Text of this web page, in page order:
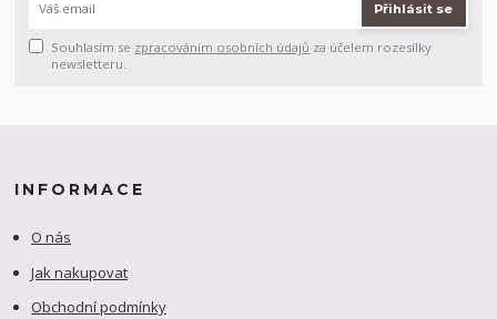
Přihlásit se
Souhlasím se zpracováním osobních údajů za účelem rozesílky
newsletteru.
INFORMACE
O nás
Jak nakupovat
Obchodní podmínky